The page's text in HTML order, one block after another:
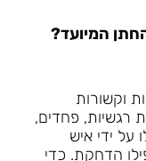
המיועד?
וקשורות
רגשיות, פחדים,
על ידי איש
הדחקת. כדי